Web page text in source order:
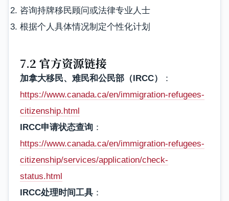
咨询持牌移民顾问或法律专业人士
根据个人具体情况制定个性化计划
7.2 官方资源链接
加拿大移民、难民和公民部（IRCC）
：
https://www.canada.ca/en/immigration-refugees-
citizenship.html
IRCC申请状态查询 ：
https://www.canada.ca/en/immigration-refugees-
citizenship/services/application/check-
status.html
IRCC处理时间工具 ：